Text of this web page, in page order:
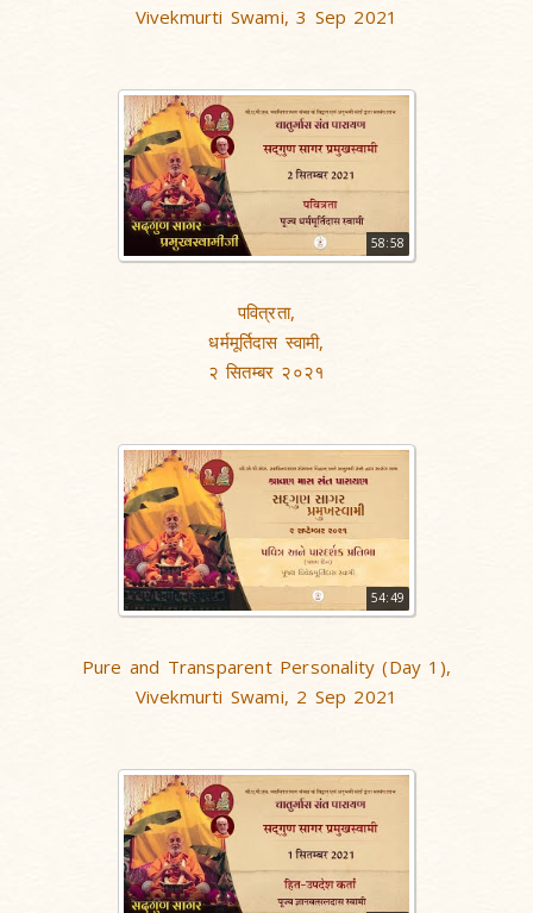
Vivekmurti Swami, 3 Sep 2021
58:58
पवित्रता,
धर्ममूर्तिदास स्वामी,
२ सितम्बर २०२१
54:49
Pure and Transparent Personality (Day 1),
Vivekmurti Swami, 2 Sep 2021